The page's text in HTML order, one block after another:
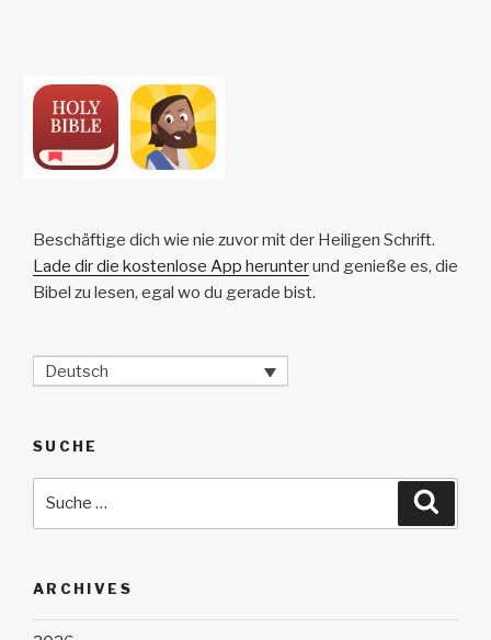
Beschäftige dich wie nie zuvor mit der Heiligen Schrift.
Lade dir die kostenlose App herunterund genieße es, die
Bibel zu lesen, egal wo du gerade bist.
Deutsch
SUCHE
ARCHIVES